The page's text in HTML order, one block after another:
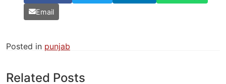
Email
Posted in punjab
Related Posts